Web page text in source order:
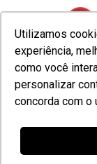
Utilizamos
experiência,
como você
personalizar
concorda com o